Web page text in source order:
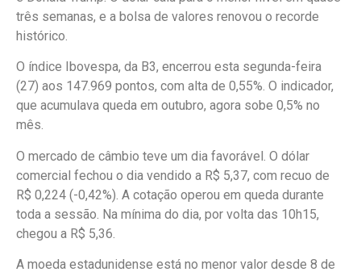
três semanas, e a bolsa de valores renovou o recorde
histórico.
O índice Ibovespa, da B3, encerrou esta segunda-feira
(27) aos 147.969 pontos, com alta de 0,55%. O indicador,
que acumulava queda em outubro, agora sobe 0,5% no
mês.
O mercado de câmbio teve um dia favorável. O dólar
comercial fechou o dia vendido a R$ 5,37, com recuo de
R$ 0,224 (-0,42%). A cotação operou em queda durante
toda a sessão. Na mínima do dia, por volta das 10h15,
chegou a R$ 5,36.
A moeda estadunidense está no menor valor desde 8 de